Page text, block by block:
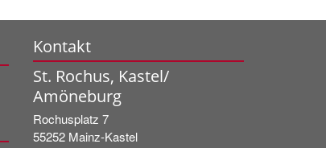
Kontakt
St. Rochus, Kastel/
Amöneburg
Rochusplatz 7
55252 Mainz-Kastel